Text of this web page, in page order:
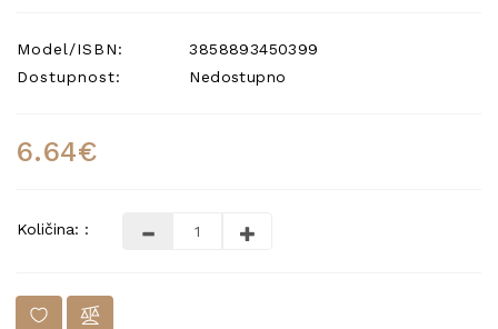
Model/ISBN:
3858893450399
Dostupnost:
Nedostupno
6.64€
Količina: :